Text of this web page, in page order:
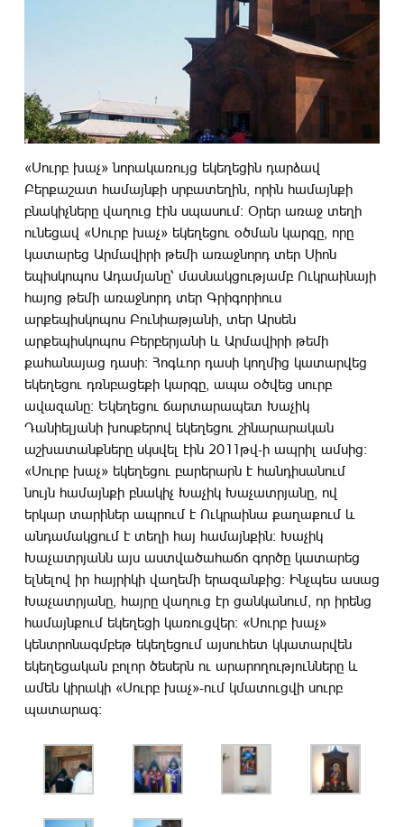
«Սուրբ խաչ» նորակառույց եկեղեցին դարձավ
Բերքաշատ համայնքի սրբատեղին, որին համայնքի
բնակիչները վաղուց էին սպասում: Օրեր առաջ տեղի
ունեցավ «Սուրբ խաչ» եկեղեցու օծման կարգը, որը
կատարեց Արմավիրի թեմի առաջնորդ տեր Սիոն
եպիսկոպոս Ադամյանը՝ մասնակցությամբ Ուկրաինայի
հայոց թեմի առաջնորդ տեր Գրիգորիուս
արքեպիսկոպոս Բունիաթյանի, տեր Արսեն
արքեպիսկոպոս Բերբերյանի և Արմավիրի թեմի
քահանայաց դասի: Հոգևոր դասի կողմից կատարվեց
եկեղեցու դռնբացեքի կարգը, ապա օծվեց սուրբ
ավազանը: Եկեղեցու ճարտարապետ Խաչիկ
Դանիելյանի խոսքերով եկեղեցու շինարարական
աշխատանքները սկսվել էին 2011թվ-ի ապրիլ ամսից:
«Սուրբ խաչ» եկեղեցու բարերարն է հանդիսանում
նույն համայնքի բնակիչ Խաչիկ Խաչատրյանը, ով
երկար տարիներ ապրում է Ուկրաինա քաղաքում և
անդամակցում է տեղի հայ համայնքին: Խաչիկ
Խաչատրյանն այս աստվածահաճո գործը կատարեց
ելնելով իր հայրիկի վաղեմի երազանքից: Ինչպես ասաց
Խաչատրյանը, հայրը վաղուց էր ցանկանում, որ իրենց
համայնքում եկեղեցի կառուցվեր: «Սուրբ խաչ»
կենտրոնագմբեթ եկեղեցում այսուհետ կկատարվեն
եկեղեցական բոլոր ծեսերն ու արարողությունները և
ամեն կիրակի «Սուրբ խաչ»-ում կմատուցվի սուրբ
պատարագ: